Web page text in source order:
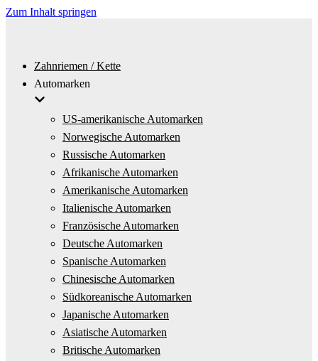
Zum Inhalt springen
Zahnriemen / Kette
Automarken
US-amerikanische Automarken
Norwegische Automarken
Russische Automarken
Afrikanische Automarken
Amerikanische Automarken
Italienische Automarken
Französische Automarken
Deutsche Automarken
Spanische Automarken
Chinesische Automarken
Südkoreanische Automarken
Japanische Automarken
Asiatische Automarken
Britische Automarken